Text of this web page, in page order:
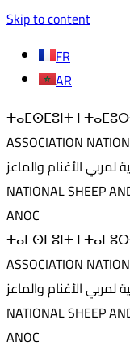
Skip to content
FR
AR
ⵜⴰⵎⵙⵎⵓⵏⵜ ⵏ
ASSOCIATION
لمربي الأغنام والماعز
NATIONAL SHEEP
ANOC
ⵜⴰⵎⵙⵎⵓⵏⵜ ⵏ
ASSOCIATION
لمربي الأغنام والماعز
NATIONAL SHEEP
ANOC